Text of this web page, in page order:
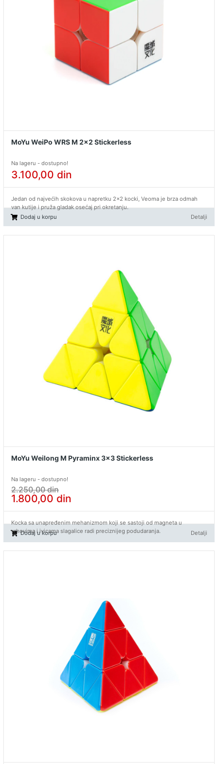
MoYu WeiPo WRS M 2x2 Stickerless
Na lageru - dostupno!
3.100,00 din
Jedan od najvećih skokova u napretku 2x2 kocki, Veoma je brza odmah
van kutije i pruža gladak osećaj pri okretanju.
Dodaj u korpu
Detalji
MoYu Weilong M Pyraminx 3x3 Stickerless
Na lageru - dostupno!
2.250,00din
1.800,00 din
Kocka sa unapređenim mehanizmom koji se sastoji od magneta u
vrhovima i ivicama slagalice radi preciznijeg podudaranja.
Dodaj u korpu Detalji